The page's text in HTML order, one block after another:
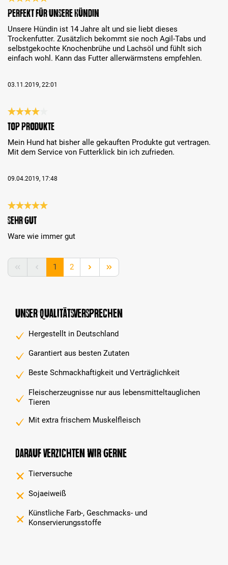
Bewertung mit 5 von 5 Sternen
Perfekt für unsere Hündin
Unsere Hündin ist 14 Jahre alt und sie liebt dieses
Trockenfutter. Zusätzlich bekommt sie noch Agil-Tabs und
selbstgekochte Knochenbrühe und Lachsöl und fühlt sich
einfach wohl. Kann das Futter allerwärmstens empfehlen.
03.11.2019, 22:01
Bewertung mit 4 von 5 Sternen
Top Produkte
Mein Hund hat bisher alle gekauften Produkte gut vertragen.
Mit dem Service von Futterklick bin ich zufrieden.
09.04.2019, 17:48
Bewertung mit 5 von 5 Sternen
sehr gut
Ware wie immer gut
Seite
1 Seite
2
Unser Qualitätsversprechen
Hergestellt in Deutschland
Garantiert aus besten Zutaten
Beste Schmackhaftigkeit und Verträglichkeit
Fleischerzeugnisse nur aus lebensmitteltauglichen
Tieren
Mit extra frischem Muskelfleisch
Darauf verzichten wir gerne
Tierversuche
Sojaeiweiß
Künstliche Farb-, Geschmacks- und
Konservierungsstoffe